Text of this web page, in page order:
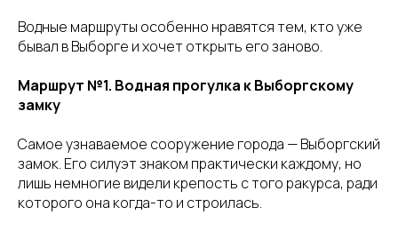
Водные маршруты особенно нравятся тем, кто уже
бывал в Выборге и хочет открыть его заново.
Маршрут №1. Водная прогулка к Выборгскому
замку
Самое узнаваемое сооружение города — Выборгский
замок. Его силуэт знаком практически каждому, но
лишь немногие видели крепость с того ракурса, ради
которого она когда-то и строилась.